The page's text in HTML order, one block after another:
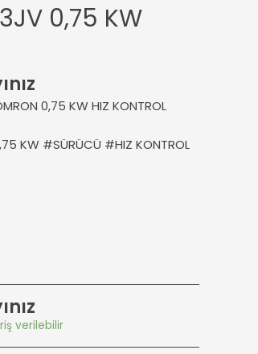
0,75 KW
0,75 KW HIZ KONTROL
KW #SÜRÜCÜ #HIZ KONTROL
verilebilir